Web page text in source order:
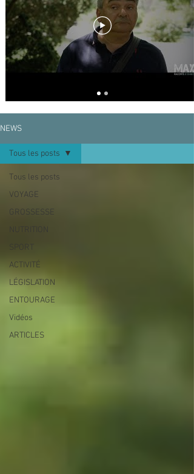
compliquées. Pour l'aider à changer son
mode de vie, les conseils d'une spécialiste
et de petites animations sont là pour avancer
pas à pas dans une vie meilleure et bien
plus confortable.
NEWS
Tous les posts
VOYAGE
GROSSESSE
ACTIVITÉ
LÉGISLATION
ENTOURAGE
Vidéos
ARTICLES
Tous les posts